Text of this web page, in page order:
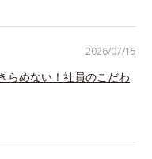
らめない！社員のこだわ
2026/07/15